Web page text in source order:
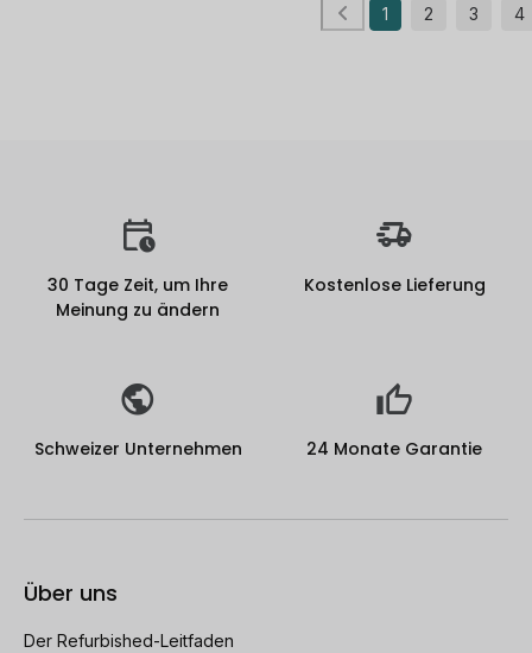
1 2 3 4
30 Tage Zeit, um Ihre
Meinung zu ändern
Kostenlose Lieferung
Schweizer Unternehmen 24 Monate Garantie
Über uns
Der Refurbished-Leitfaden